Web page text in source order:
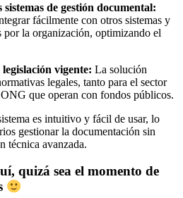
de gestión documental:
fácilmente con otros sistemas y
por la organización, optimizando el
vigente: La solución
legales, tanto para el sector
que operan con fondos públicos.
es intuitivo y fácil de usar, lo
gestionar la documentación sin
técnica avanzada.
quizá sea el momento de